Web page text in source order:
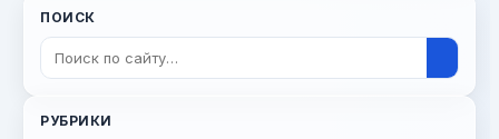
ПОИСК
РУБРИКИ